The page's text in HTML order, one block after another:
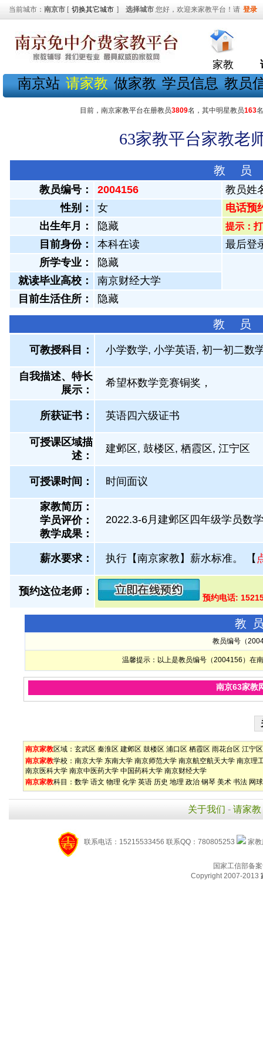
当前城市： 南京市 [ 切换其它城市 ] 选择城市 您好，欢迎来家教平台！请 登录
家教
南京站 请家教 做家教 学员信息 教员
目前，南京家教平台在册教员3809名，其中明星教员163
63家教平台家教老
教 员
教员编号： 2004156
教员姓
性别：
女
电话预
出生年月：
隐藏 提示：
目前身份： 本科在读
最后登
所学专业：
隐藏
就读毕业高校：
南京财经大学
目前生活住所：
隐藏
教 员
可教授科目： 小学数学, 小学英语, 初一初二数
自我描述、特长
展示 ：
希望杯数学竞赛铜奖，
所获证书 ： 英语四六级证书
可授课区域描
述：
建邺区, 鼓楼区, 栖霞区, 江宁区
可授课时间： 时间面议
家教简历：
学员评价：
教学成果：
2022.3-6月建邺区四年级学员数
薪水要求： 执行【南京家教】薪水标准。 【
预约这位老师：
预约电话:
教
教员编号（
温馨提示：以上是教员编号（2004156）在
南京63家教
南京家教区域： 玄武区 秦淮区 建邺区 鼓楼区 浦口区 栖霞区 雨花台区 江宁区
南京家教学校： 南京大学 东南大学 南京师范大学 南京航空航天大学 南京理
南京医科大学 南京中医药大学 中国药科大学 南京财经大学
南京家教科目： 数学 语文 物理 化学 英语 历史 地理 政治 钢琴 美术 书法 网球
关于我们 - 请家教
联系电话：15215533456 联系QQ：780805253 家
国家工信部备
Copyright 2007-2013